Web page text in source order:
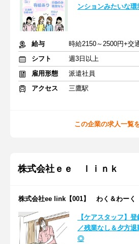
ンションみたいな
給与
時給2150～2500円+交
シフト
週3日以上
雇用形態
派遣社員
アクセス
三鷹駅
この企業の求人一覧
株式会社ｅｅ ｌｉｎｋ
株式会社ee link【001】 わく＆わーく
【ケアスタッフ】
／残業なし＆夕方
◎